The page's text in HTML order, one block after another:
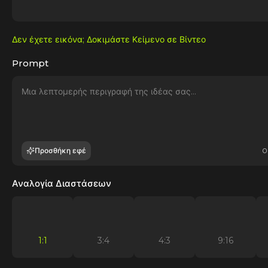
Δεν έχετε εικόνα; Δοκιμάστε Κείμενο σε Βίντεο
Prompt
Προσθήκη εφέ
Αναλογία Διαστάσεων
1:1 3:4 4:3 9:16